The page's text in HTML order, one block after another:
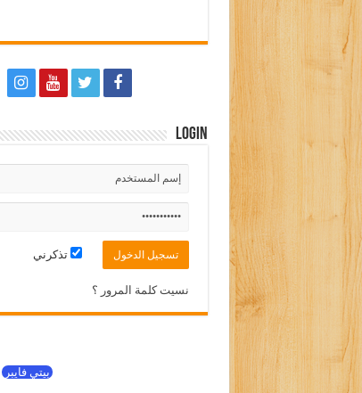
Login
تذكرني
نسيت كلمة المرور ؟
بيتي فايبر